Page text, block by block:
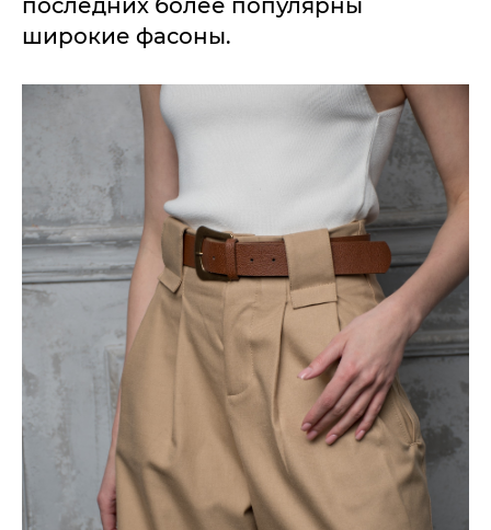
последних более популярны
широкие фасоны.